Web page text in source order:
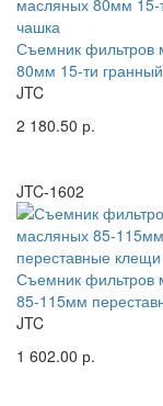
Съемник фильтров
80мм 15-ти
JTC
2 180.50 р.
JTC-1602
Съемник фильтров
85-115мм
JTC
1 602.00 р.